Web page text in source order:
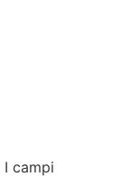
I campi